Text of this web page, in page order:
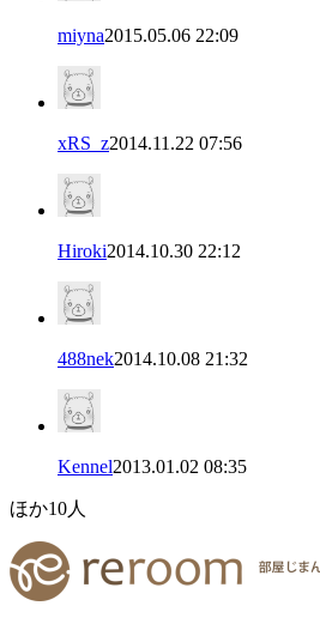
miyna2015.05.06 22:09
xRS_z2014.11.22 07:56
Hiroki2014.10.30 22:12
488nek2014.10.08 21:32
Kennel2013.01.02 08:35
ほか10人